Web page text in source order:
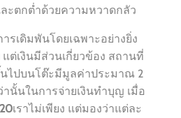
ะตกต่ำด้วยความหวาดกลัว
รเดิมพันโดยเฉพาะอย่างยิ่ง
เงินมีส่วนเกี่ยวข้อง สถานที่
ไปบนโต๊ะมีมูลค่าประมาณ 2
นั้นในการจ่ายเงินทำบุญ เมื่อ
เราไม่เพียง แต่มองว่าแต่ละ